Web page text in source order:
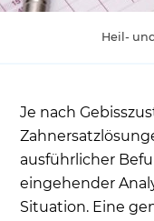
Günstigere
Sie achten?
Ausblick:
Häufige
Heil-
Je nach
ausführlicher
eingehender
Situation. Eine